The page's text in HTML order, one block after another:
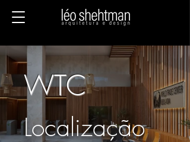
WTC
Localização